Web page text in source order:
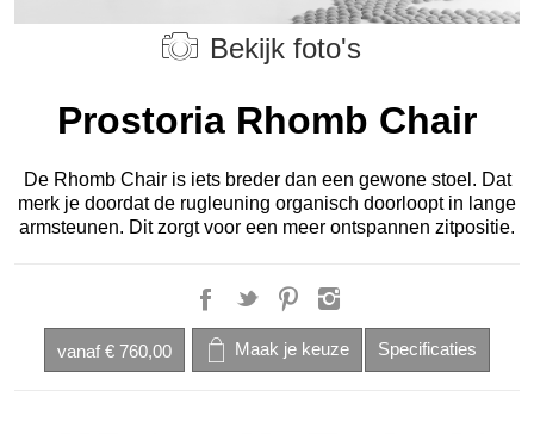
Bekijk foto's
Prostoria Rhomb Chair
De Rhomb Chair is iets breder dan een gewone stoel. Dat
merk je doordat de rugleuning organisch doorloopt in lange
armsteunen. Dit zorgt voor een meer ontspannen zitpositie.
vanaf € 760,00